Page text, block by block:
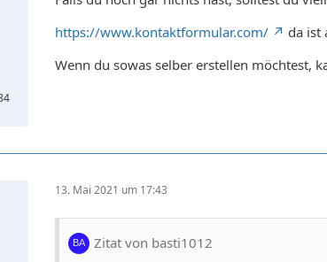
https://www.kontaktformular.com/
da ist
Wenn du sowas selber erstellen möchtest,
13. Mai 2021 um 17:43
Zitat von basti1012